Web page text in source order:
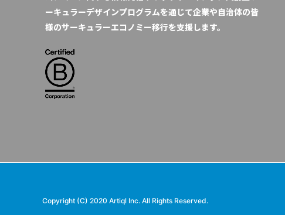
ーキュラーデザインプログラムを通じて企業や自治体の皆
様のサーキュラーエコノミー移行を支援します。
Copyright (C) 2020 Artiql Inc. All Rights Reserved.